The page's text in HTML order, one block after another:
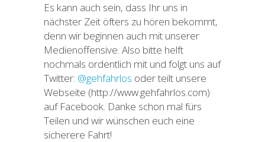
Es kann auch sein, dass Ihr uns in
nächster Zeit öfters zu hören bekommt,
denn wir beginnen auch mit unserer
Medienoffensive. Also bitte helft
nochmals ordentlich mit und folgt uns auf
Twitter: @gehfahrlos oder teilt unsere
Webseite (http://www.gehfahrlos.com)
auf Facebook. Danke schon mal fürs
Teilen und wir wünschen euch eine
sicherere Fahrt!